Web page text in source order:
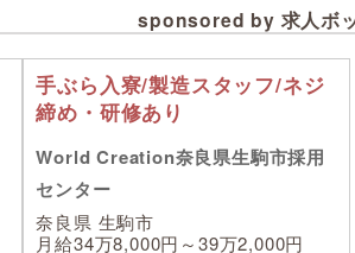
sponsored by 求人ボ
手ぶら入寮/製造スタッフ/ネジ
締め・研修あり
World Creation奈良県生駒市採用
センター
奈良県 生駒市
月給34万8,000円～39万2,000円